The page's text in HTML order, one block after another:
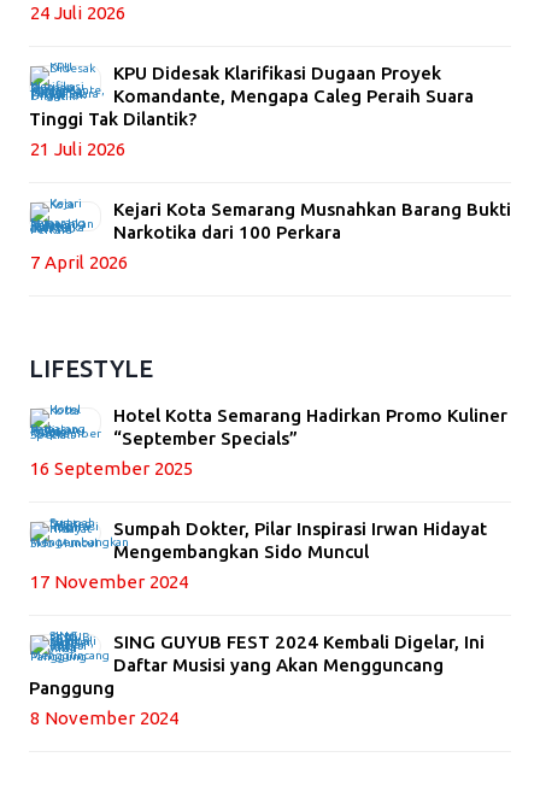
24 Juli 2026
KPU Didesak Klarifikasi Dugaan Proyek
Komandante, Mengapa Caleg Peraih Suara
Tinggi Tak Dilantik?
21 Juli 2026
Kejari Kota Semarang Musnahkan Barang Bukti
Narkotika dari 100 Perkara
7 April 2026
LIFESTYLE
Hotel Kotta Semarang Hadirkan Promo Kuliner
“September Specials”
16 September 2025
Sumpah Dokter, Pilar Inspirasi Irwan Hidayat
Mengembangkan Sido Muncul
17 November 2024
SING GUYUB FEST 2024 Kembali Digelar, Ini
Daftar Musisi yang Akan Mengguncang
Panggung
8 November 2024